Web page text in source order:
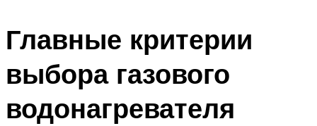
Главные критерии
выбора газового
водонагревателя